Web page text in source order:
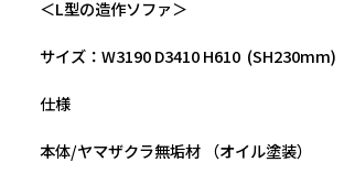
＜L型の造作ソファ＞
サイズ：W3190 D3410 H610 (SH230mm)
仕様
本体/ヤマザクラ無垢材 （オイル塗装）